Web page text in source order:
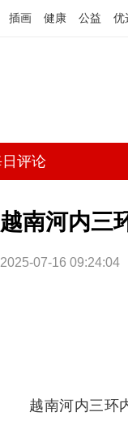
插画 健康 公益 优
评论
越南河内三
2025-07-16 09:24:04
越南河内三环